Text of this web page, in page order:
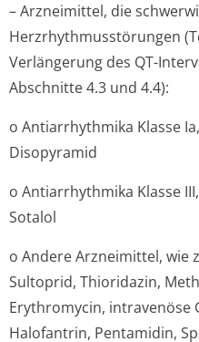
– Arzneimittel, die
Herzrhythmusstörun­gen
Verlängerung des QT-
Abschnitte 4.3 und 4.4):
o Antiarrhythmika Klasse
Disopyramid
o Antiarrhythmika Klasse
Sotalol
o Andere Arzneimittel, wie
Sultoprid, Thioridazin,
Erythromycin, intravenöse
Halofantrin, Pentamidin,